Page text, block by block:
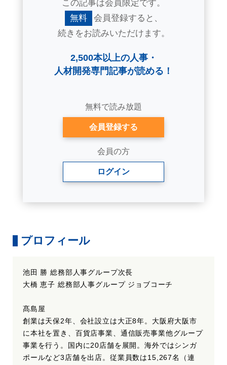
この記事は会員限定です。
無料
会員登録すると、
続きをお読みいただけます。
2,500本以上の人事・
人材開発専門記事が読める！
無料で読み放題
会員登録する
会員の方
ログイン
プロフィール
池田 勝 総務部人事グループ次長
大橋 恵子 総務部人事グループ ジョブコーチ
髙島屋
創業は天保2年、会社設立は大正8年。大阪府大阪市
に本社を置き、百貨店事業、通信販売事業他グループ
事業を行う。国内に20店舗を展開。海外ではシンガ
ポールなど3店舗を出店。従業員数は15,267名（連